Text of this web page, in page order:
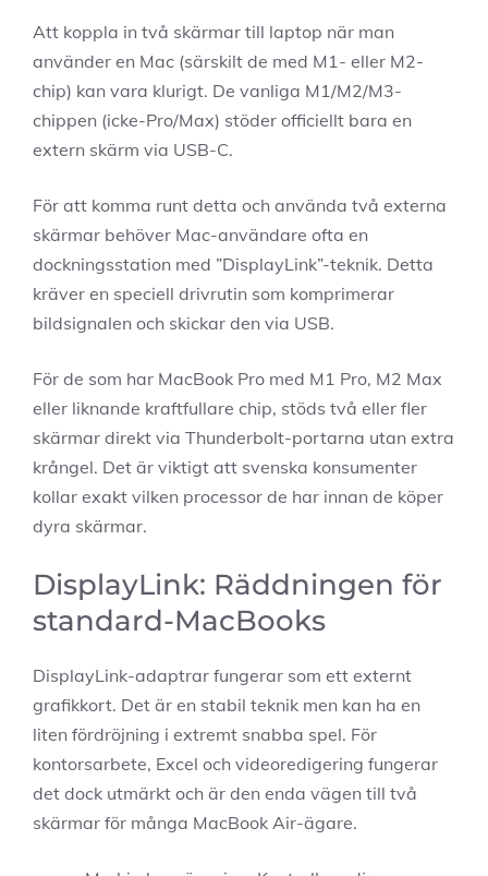
Att koppla in två skärmar till laptop när man
använder en Mac (särskilt de med M1- eller M2-
chip) kan vara klurigt. De vanliga M1/M2/M3-
chippen (icke-Pro/Max) stöder officiellt bara en
extern skärm via USB-C.
För att komma runt detta och använda två externa
skärmar behöver Mac-användare ofta en
dockningsstation med ”DisplayLink”-teknik. Detta
kräver en speciell drivrutin som komprimerar
bildsignalen och skickar den via USB.
För de som har MacBook Pro med M1 Pro, M2 Max
eller liknande kraftfullare chip, stöds två eller fler
skärmar direkt via Thunderbolt-portarna utan extra
krångel. Det är viktigt att svenska konsumenter
kollar exakt vilken processor de har innan de köper
dyra skärmar.
DisplayLink: Räddningen för
standard-MacBooks
DisplayLink-adaptrar fungerar som ett externt
grafikkort. Det är en stabil teknik men kan ha en
liten fördröjning i extremt snabba spel. För
kontorsarbete, Excel och videoredigering fungerar
det dock utmärkt och är den enda vägen till två
skärmar för många MacBook Air-ägare.